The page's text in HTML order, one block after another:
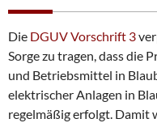
Die DGUV Vorschrift 3
Sorge zu tragen, dass die
und Betriebsmittel in
elektrischer Anlagen in
regelmäßig erfolgt. Damit